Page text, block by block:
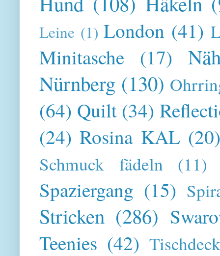
Leine (1) London (41)
Minitasche (17)
Nürnberg (130)
(64) Quilt (34)
(24) Rosina KAL
Schmuck fädeln (11)
Spaziergang (15)
Stricken (286)
Teenies (42)